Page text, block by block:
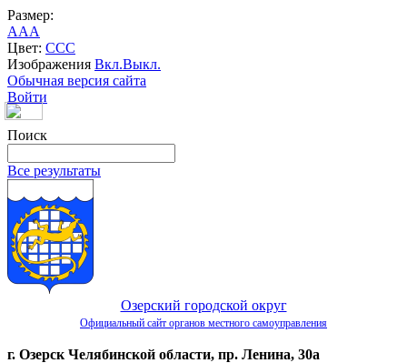
Размер:
AAA
Цвет: CCC
Изображения Вкл.Выкл.
Обычная версия сайта
Войти
Поиск
Все результаты
Озерский городской округ
Официальный сайт органов местного самоуправления
г. Озерск Челябинской области, пр. Ленина, 30а